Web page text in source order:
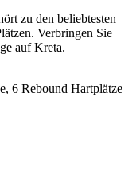
zu den beliebtesten
Verbringen Sie
auf Kreta.
6 Rebound Hartplätze